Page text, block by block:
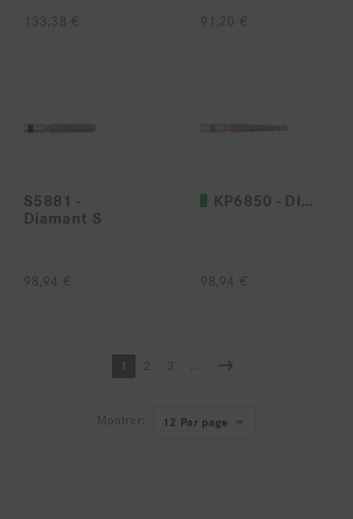
133,38 € 91,20 €
S5881 -
Diamant S
98,94 €
KP6850 - DIAO
98,94 €
1 2 3
Montrer: